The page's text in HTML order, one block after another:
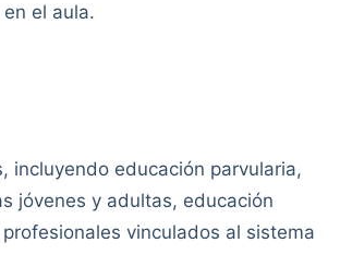
el aula.
incluyendo educación parvularia,
jóvenes y adultas, educación
vinculados al sistema